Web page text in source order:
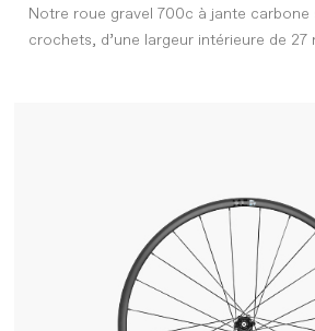
Notre roue gravel 700c à jante carbone
crochets, d’une largeur intérieure de 27